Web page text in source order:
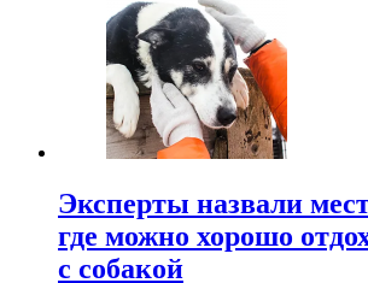
Эксперты назвали
где можно хорошо
с собакой